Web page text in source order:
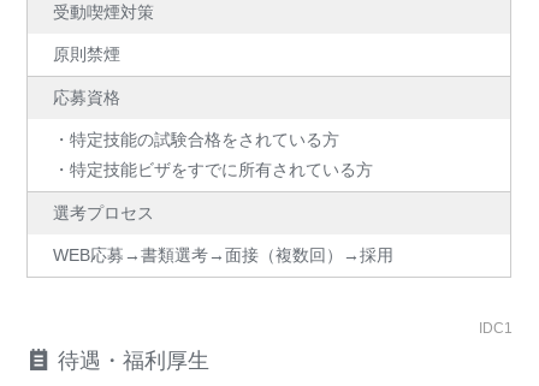
受動喫煙対策
原則禁煙
応募資格
・特定技能の試験合格をされている方
・特定技能ビザをすでに所有されている方
選考プロセス
WEB応募→書類選考→面接（複数回）→採用
IDC1
待遇・福利厚生